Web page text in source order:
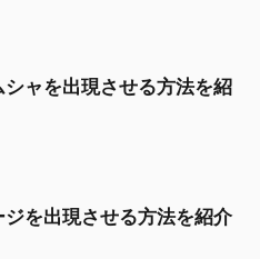
ャを出現させる方法を紹
を出現させる方法を紹介